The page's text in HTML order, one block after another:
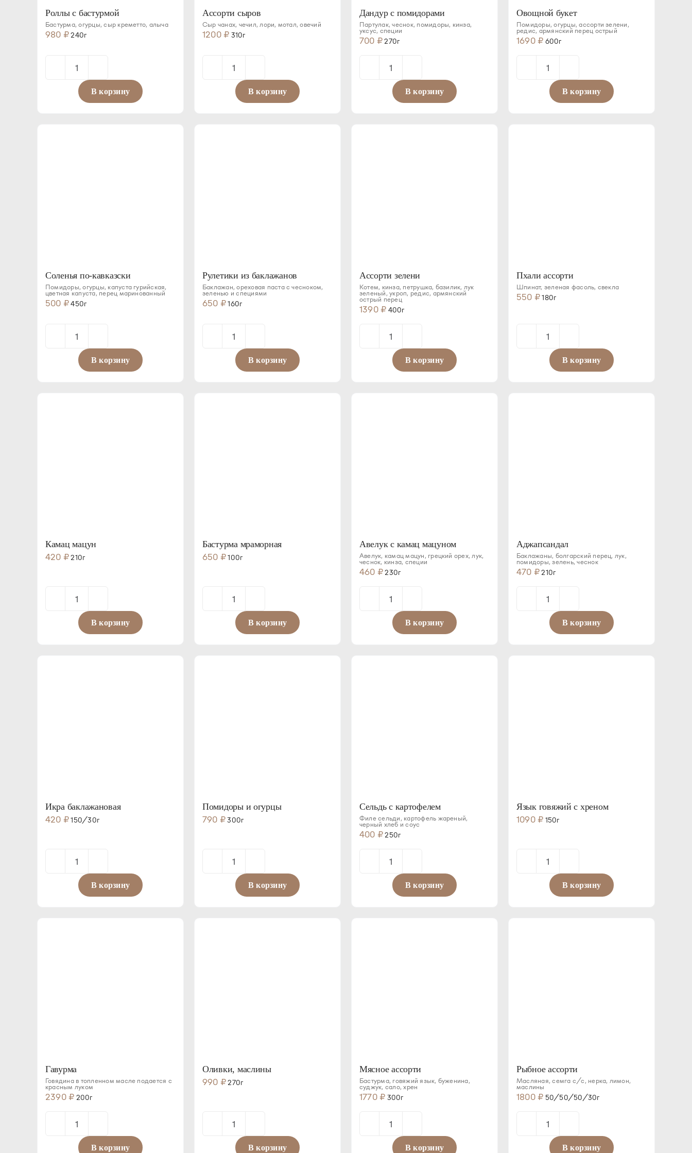
Роллы с бастурмой
Бастурма, огурцы, сыр креметто, алыча
980 ₽240г
Количество
товара
Роллы
В корзину
Ассорти сыров
Сыр чанах, чечил, лори, мотал, овечий
1200 ₽ 310г
Количество
товара
Ассорти
В корзину
Дандур с помидорами
Партулак, чеснок, помидоры, кинза,
уксус, специи
700 ₽270г
Количество
товара
Дандур
В корзину
Овощной букет
Помидоры, огурцы, ассорти зелени,
редис, армянский перец острый
1690 ₽ 600г
Количество
товара
Овощной
В корзину
Соленья по-кавказски
Помидоры, огурцы, капуста гурийская,
цветная капуста, перец маринованный
500 ₽450г
Количество
товара
Соленья
В корзину
Рулетики из баклажанов
Баклажан, ореховая паста с чесноком,
зеленью и специями
650 ₽160г
Количество
товара
Рулетики
В корзину
Ассорти зелени
Котем, кинза, петрушка, базилик, лук
зеленый, укроп, редис, армянский
острый перец
1390 ₽ 400г
Количество
товара
Ассорти
В корзину
Пхали ассорти
Шпинат, зеленая фасоль, свекла
550 ₽180г
Количество
товара
Пхали
В корзину
Камац мацун
420 ₽210г
Количество
товара
Камац
В корзину
Бастурма мраморная
650 ₽100г
Количество
товара
Бастурма
В корзину
Авелук с камац мацуном
Авелук, камац мацун, грецкий орех, лук,
чеснок, кинза, специи
460 ₽230г
Количество
товара
Авелук
В корзину
Аджапсандал
Баклажаны, болгарский перец, лук,
помидоры, зелень, чеснок
470 ₽210г
Количество
товара
Аджапсандал
В корзину
Икра баклажановая
420 ₽150/30г
Количество
товара
Икра
В корзину
Помидоры и огурцы
790 ₽300г
Количество
товара
Помидоры
В корзину
Сельдь с картофелем
Филе сельди, картофель жареный,
черный хлеб и соус
400 ₽250г
Количество
товара
Сельдь
В корзину
Язык говяжий с хреном
1090 ₽ 150г
Количество
товара
Язык
В корзину
Гавурма
Говядина в топленном масле подается с
красным луком
2390 ₽ 200г
Количество
товараВ корзину
Оливки, маслины
990 ₽270г
Количество
товараВ корзину
Мясное ассорти
Бастурма, говяжий язык, буженина,
суджук, сало, хрен
1770 ₽ 300г
Количество
товараВ корзину
Рыбное ассорти
Масляная, семга с/с, нерка, лимон,
маслины
1800 ₽ 50/50/50/30г
Количество
товараВ корзину